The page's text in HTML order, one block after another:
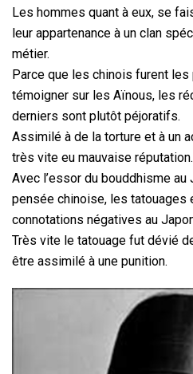
Les hommes quant à eux, se
leur appartenance à un clan
métier.
Parce que les chinois furent
témoigner sur les Aïnous, les
derniers sont plutôt péjoratifs.
Assimilé à de la torture et à un
très vite eu mauvaise réputation.
Avec l’essor du bouddhisme au
pensée chinoise, les tatouages
connotations négatives au
Très vite le tatouage fut dévié
être assimilé à une punition.